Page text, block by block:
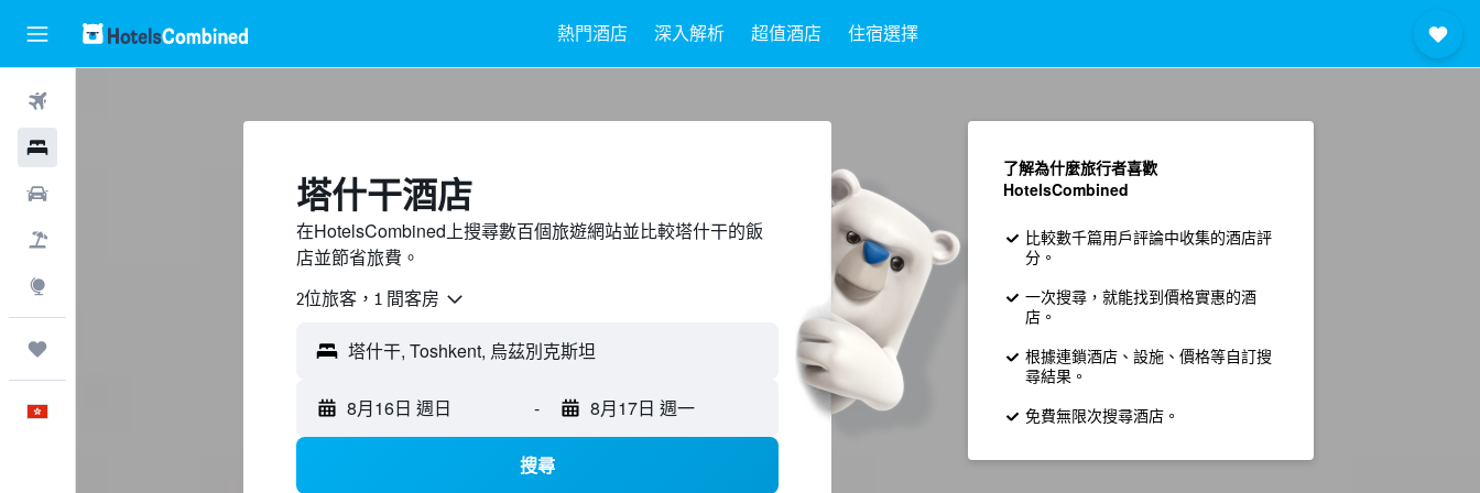
熱門酒店 深入解析 超值酒店 住宿選擇
塔什干酒店
在HotelsCombined上搜尋數百個旅遊網站並比較塔什干的飯
店並節省旅費。
2位旅客，1 間客房
8月16日 週日 - 8月17日 週一
搜尋
了解為什麼旅行者喜歡
HotelsCombined
比較數千篇用戶評論中收集的酒店評
分。
一次搜尋，就能找到價格實惠的酒
店。
根據連鎖酒店、設施、價格等自訂搜
尋結果。
免費無限次搜尋酒店。